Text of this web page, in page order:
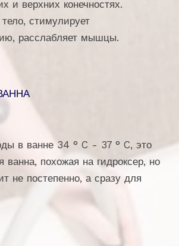
и верхних конечностях.
стимулирует
расслабляет мышцы.
в ванне 34 ° C - 37 ° C, это
ванна, похожая на гидроксер, но
не постепенно, а сразу для